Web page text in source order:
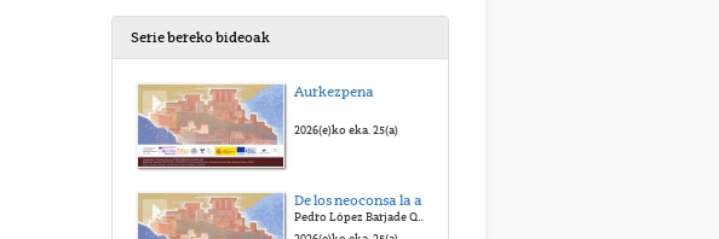
Serie bereko bideoak
Aurkezpena
2026(e)ko eka. 25(a)
Pedro López Barjade Quiroga (USC)